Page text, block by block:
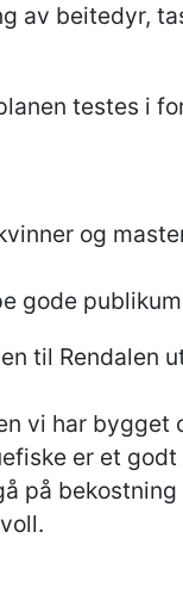
av beitedyr,
testes i
og
gode
til Rendalen
vi har
er et
på